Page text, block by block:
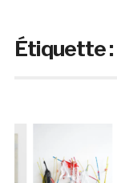
Étiquette :